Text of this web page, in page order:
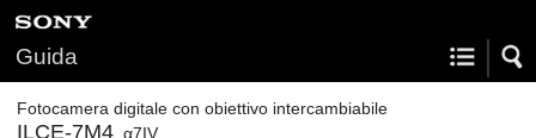
Guida
Fotocamera digitale con obiettivo intercambiabile
ILCE-7M4 α7IV